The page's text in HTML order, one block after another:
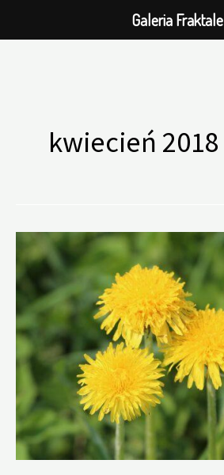
kwiecień 2018
Galeria Fraktale